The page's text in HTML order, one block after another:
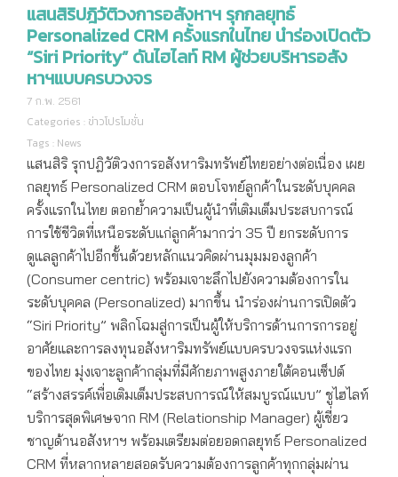
แสนสิริปฎิวัติวงการอสังหาฯ รุกกลยุทธ์
Personalized CRM ครั้งแรกในไทย นำร่องเปิดตัว
“Siri Priority” ดันไฮไลท์ RM ผู้ช่วยบริหารอสัง
หาฯแบบครบวงจร
7 ก.พ. 2561
Categories : ข่าวโปรโมชั่น
Tags : News
แสนสิริ รุกปฎิวัติวงการอสังหาริมทรัพย์ไทยอย่างต่อเนื่อง เผย
กลยุทธ์ Personalized CRM ตอบโจทย์ลูกค้าในระดับบุคคล
ครั้งแรกในไทย ตอกย้ำความเป็นผู้นำที่เติมเต็มประสบการณ์
การใช้ชีวิตที่เหนือระดับแก่ลูกค้ามากว่า 35 ปี ยกระดับการ
ดูแลลูกค้าไปอีกขั้นด้วยหลักแนวคิดผ่านมุมมองลูกค้า
(Consumer centric) พร้อมเจาะลึกไปยังความต้องการใน
ระดับบุคคล (Personalized) มากขึ้น นำร่องผ่านการเปิดตัว
“Siri Priority” พลิกโฉมสู่การเป็นผู้ให้บริการด้านการการอยู่
อาศัยและการลงทุนอสังหาริมทรัพย์แบบครบวงจรแห่งแรก
ของไทย มุ่งเจาะลูกค้ากลุ่มที่มีศักยภาพสูงภายใต้คอนเซ็ปต์
“สร้างสรรค์เพื่อเติมเต็มประสบการณ์ให้สมบูรณ์แบบ” ชูไฮไลท์
บริการสุดพิเศษจาก RM (Relationship Manager) ผู้เชี่ยว
ชาญด้านอสังหาฯ พร้อมเตรียมต่อยอดกลยุทธ์ Personalized
CRM ที่หลากหลายสอดรับความต้องการลูกค้าทุกกลุ่มผ่าน